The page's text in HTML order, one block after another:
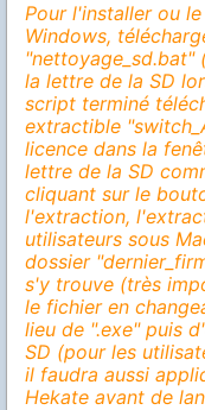
Pour l'installer ou
Windows,
"nettoyage_sd.bat"
la lettre de la SD
script terminé
extractible
licence dans la
lettre de la SD
cliquant sur le
l'extraction,
utilisateurs sous
dossier
s'y trouve (très
le fichier en
lieu de ".exe" puis
SD (pour les
il faudra aussi
Hekate avant de